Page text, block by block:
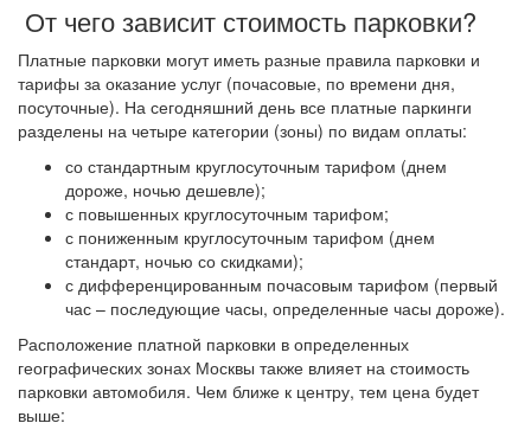
От чего зависит стоимость парковки?
Платные парковки могут иметь разные правила парковки и
тарифы за оказание услуг (почасовые, по времени дня,
посуточные). На сегодняшний день все платные паркинги
разделены на четыре категории (зоны) по видам оплаты:
со стандартным круглосуточным тарифом (днем
дороже, ночью дешевле);
с повышенных круглосуточным тарифом;
с пониженным круглосуточным тарифом (днем
стандарт, ночью со скидками);
с дифференцированным почасовым тарифом (первый
час – последующие часы, определенные часы дороже).
Расположение платной парковки в определенных
географических зонах Москвы также влияет на стоимость
парковки автомобиля. Чем ближе к центру, тем цена будет
выше: